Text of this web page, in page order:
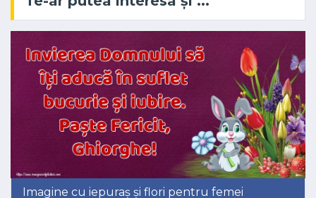
Imagine cu iepuraș și flori pentru femei